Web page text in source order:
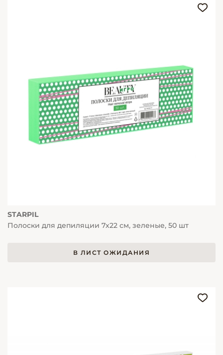
STARPIL
Полоски для депиляции 7х22 см, зеленые, 50 шт
В ЛИСТ ОЖИДАНИЯ